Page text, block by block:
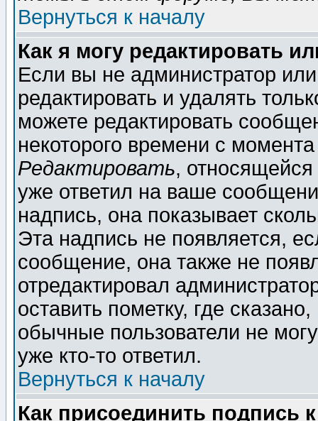
Вернуться к началу
Как я могу редактировать
Если вы не администратор
редактировать и удалять
можете редактировать
некоторого времени с
Редактировать,
уже ответил на ваше
надпись, она показывает
Эта надпись не появляется,
сообщение, она также не
отредактировал
оставить пометку, где
обычные пользователи не
уже кто-то ответил.
Вернуться к началу
Как присоединить подпись